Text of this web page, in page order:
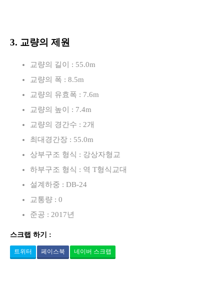
3. 교량의 제원
교량의 길이 : 55.0m
교량의 폭 : 8.5m
교량의 유효폭 : 7.6m
교량의 높이 : 7.4m
교량의 경간수 : 2개
최대경간장 : 55.0m
상부구조 형식 : 강상자형교
하부구조 형식 : 역 T형식교대
설계하중 : DB-24
교통량 : 0
준공 : 2017년
스크랩 하기 :
트위터 페이스북 네이버 스크랩